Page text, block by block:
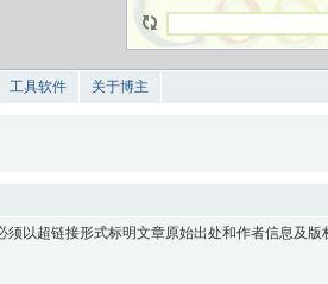
工具软件 关于博主
须以超链接形式标明文章原始出处和作者信息及